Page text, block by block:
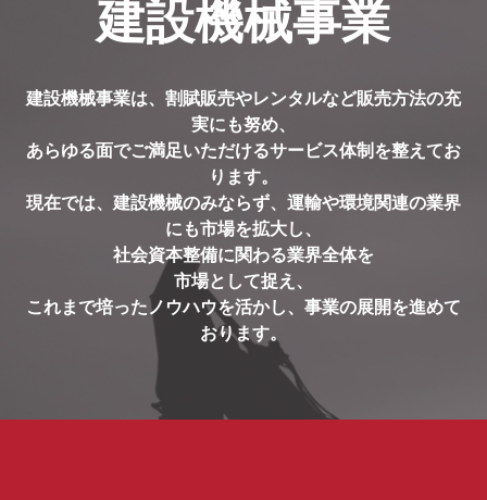
建設機械事業
建設機械事業は、割賦販売やレンタルなど販売方法の充
実にも努め、
あらゆる面でご満足いただけるサービス体制を整えてお
ります。
現在では、建設機械のみならず、運輸や環境関連の業界
にも市場を拡大し、
社会資本整備に関わる業界全体を
市場として捉え、
これまで培ったノウハウを活かし、事業の展開を進めて
おります。